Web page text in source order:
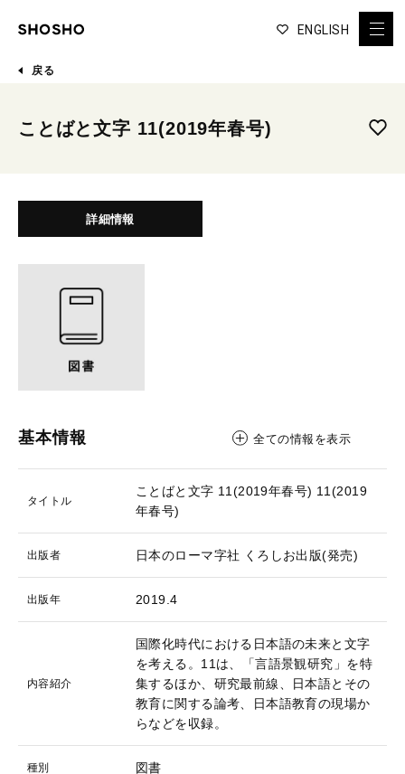
ENGLISH
戻る
ことばと文字 11(2019年春号)
詳細情報
基本情報 全ての情報を表示
タイトル
ことばと文字 11(2019年春号) 11(2019
年春号)
出版者 日本のローマ字社 くろしお出版(発売)
出版年 2019.4
内容紹介
国際化時代における日本語の未来と文字
を考える。11は、「言語景観研究」を特
集するほか、研究最前線、日本語とその
教育に関する論考、日本語教育の現場か
らなどを収録。
種別 図書